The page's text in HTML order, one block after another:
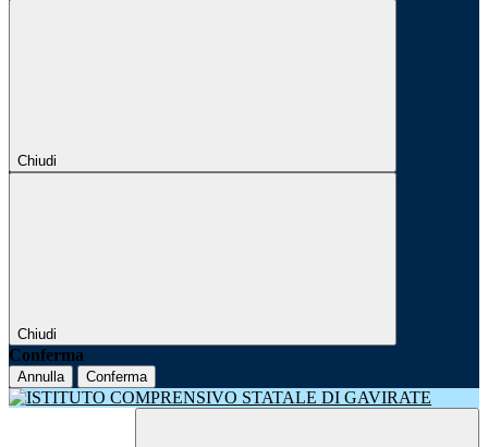
Chiudi
Chiudi
Conferma
Annulla Conferma